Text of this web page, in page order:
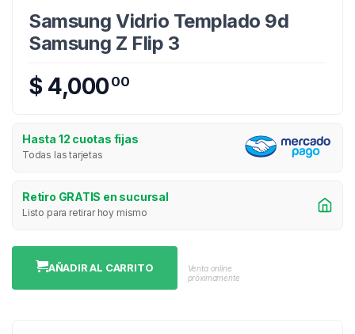
Samsung Vidrio Templado 9d
Samsung Z Flip 3
$ 4,00000
Hasta 12 cuotas fijas
Todas las tarjetas
Retiro GRATIS en sucursal
Listo para retirar hoy mismo
AÑADIR AL CARRITO
Venta online
próximamente